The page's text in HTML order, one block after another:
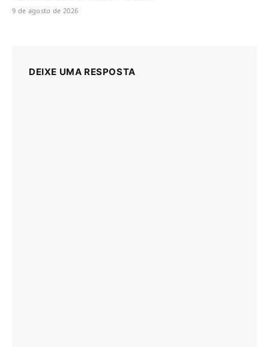
9 de agosto de 2026
DEIXE UMA RESPOSTA